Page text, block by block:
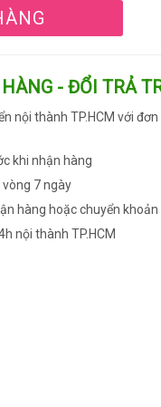
- ĐỔI TRẢ
nội thành TP.HCM với
khi nhận hàng
7 ngày
hàng hoặc chuyển khoản
nội thành TP.HCM